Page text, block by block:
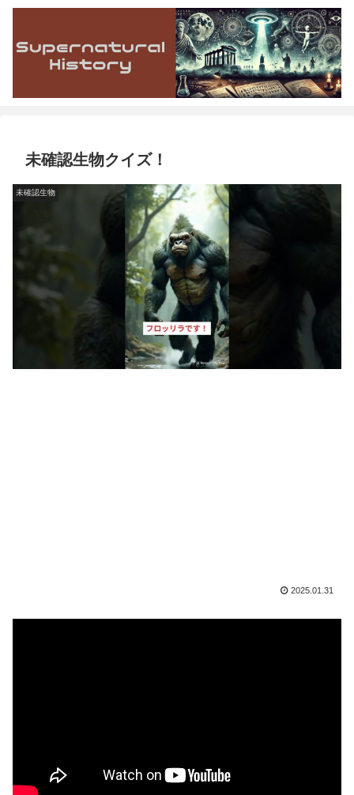
未確認生物クイズ！
未確認生物
2025.01.31